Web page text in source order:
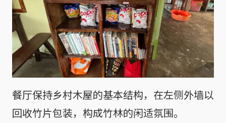
餐厅保持乡村木屋的基本结构，在左侧外墙以
回收竹片包装，构成竹林的闲适氛围。